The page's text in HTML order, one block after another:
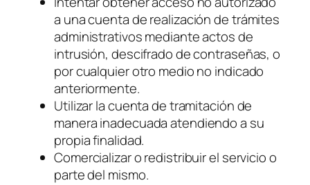
a una cuenta de realización de trámites
administrativos mediante actos de
intrusión, descifrado de contraseñas, o
por cualquier otro medio no indicado
anteriormente.
Utilizar la cuenta de tramitación de
manera inadecuada atendiendo a su
propia finalidad.
Comercializar o redistribuir el servicio o
parte del mismo.